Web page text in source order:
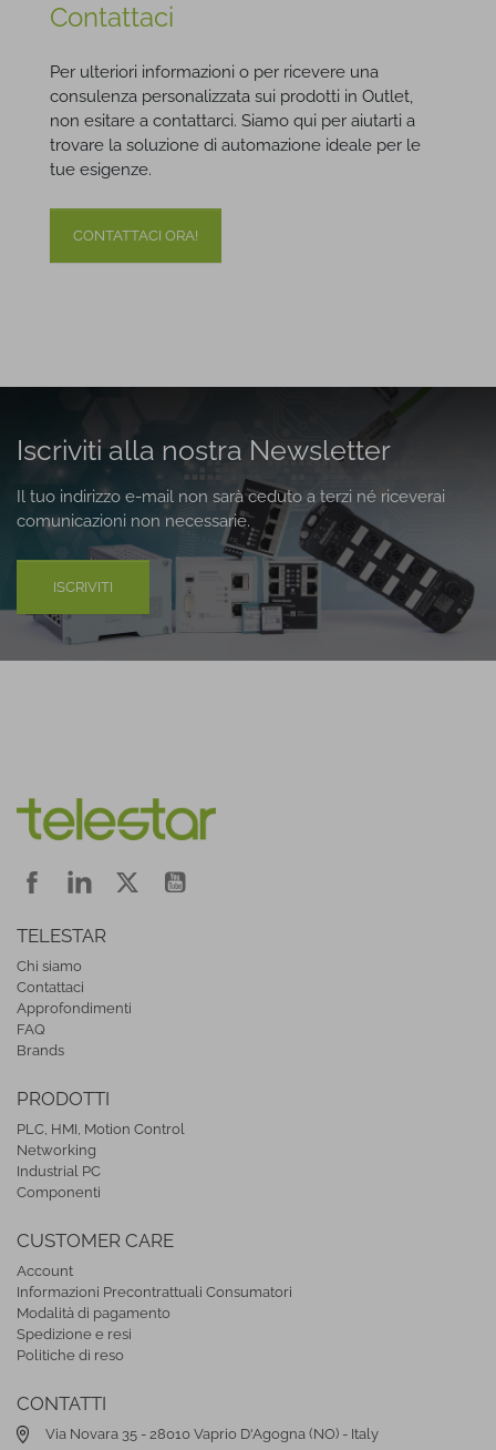
Contattaci
Per ulteriori informazioni o per ricevere una
consulenza personalizzata sui prodotti in Outlet,
non esitare a contattarci. Siamo qui per aiutarti a
trovare la soluzione di automazione ideale per le
tue esigenze.
CONTATTACI ORA!
Iscriviti alla nostra Newsletter
Il tuo indirizzo e-mail non sarà ceduto a terzi né riceverai
comunicazioni non necessarie.
ISCRIVITI
TELESTAR
Chi siamo
Contattaci
Approfondimenti
FAQ
Brands
PRODOTTI
PLC, HMI, Motion Control
Networking
Industrial PC
Componenti
CUSTOMER CARE
Account
Informazioni Precontrattuali Consumatori
Modalità di pagamento
Spedizione e resi
Politiche di reso
CONTATTI
Via Novara 35 - 28010 Vaprio D'Agogna (NO) - Italy